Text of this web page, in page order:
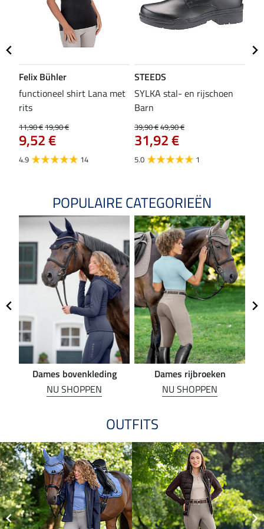
Felix Bühler
functioneel shirt Lana met
rits
11,90 €19,90 €
9,52 €
4.9 14
STEEDS
SYLKA stal- en rijschoen
Barn
39,90 €49,90 €
31,92 €
5.0 1
POPULAIRE CATEGORIEËN
Dames bovenkleding
NU SHOPPEN
Dames rijbroeken
NU SHOPPEN
OUTFITS